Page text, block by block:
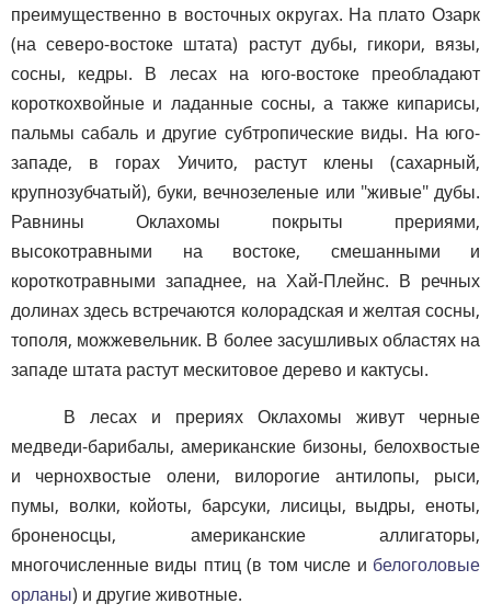
преимущественно в восточных округах. На плато Озарк
(на северо-востоке штата) растут дубы, гикори, вязы,
сосны, кедры. В лесах на юго-востоке преобладают
короткохвойные и ладанные сосны, а также кипарисы,
пальмы сабаль и другие субтропические виды. На юго-
западе, в горах Уичито, растут клены (сахарный,
крупнозубчатый), буки, вечнозеленые или "живые" дубы.
Равнины Оклахомы покрыты прериями,
высокотравными на востоке, смешанными и
короткотравными западнее, на Хай-Плейнс. В речных
долинах здесь встречаются колорадская и желтая сосны,
тополя, можжевельник. В более засушливых областях на
западе штата растут мескитовое дерево и кактусы.
В лесах и прериях Оклахомы живут черные
медведи-барибалы, американские бизоны, белохвостые
и чернохвостые олени, вилорогие антилопы, рыси,
пумы, волки, койоты, барсуки, лисицы, выдры, еноты,
броненосцы, американские аллигаторы,
многочисленные виды птиц (в том числе и белоголовые
орланы) и другие животные.